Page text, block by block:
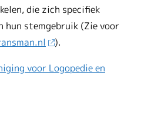
die zich specifiek
hun stemgebruik (Zie voor
).
voor Logopedie en